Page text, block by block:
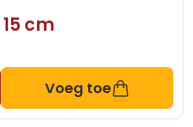
cm
Voeg toe